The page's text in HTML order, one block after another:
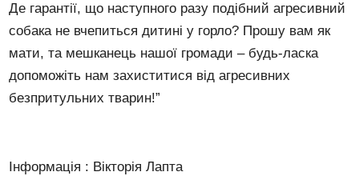
Де гарантії, що наступного разу подібний агресивний
собака не вчепиться дитині у горло? Прошу вам як
мати, та мешканець нашої громади – будь-ласка
допоможіть нам захиститися від агресивних
безпритульних тварин!”
Інформація : Вікторія Лапта